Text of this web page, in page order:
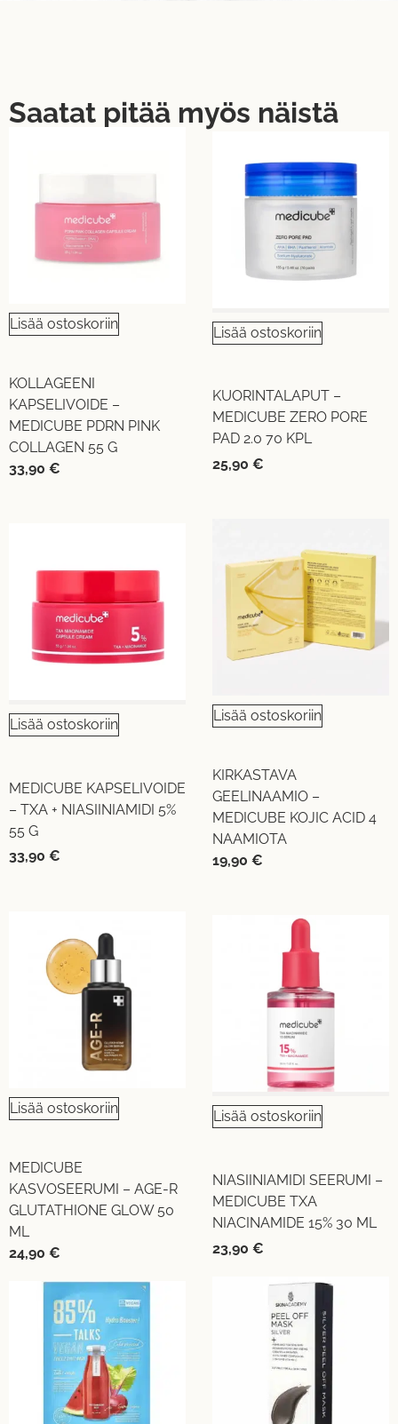
Saatat pitää myös näistä
Lisää ostoskoriin
KOLLAGEENI
KAPSELIVOIDE –
MEDICUBE PDRN PINK
COLLAGEN 55 G
33,90 €
Lisää ostoskoriin
KUORINTALAPUT –
MEDICUBE ZERO PORE
PAD 2.0 70 KPL
25,90 €
Lisää ostoskoriin
MEDICUBE KAPSELIVOIDE
– TXA + NIASIINIAMIDI 5%
55 G
33,90 €
Lisää ostoskoriin
KIRKASTAVA
GEELINAAMIO –
MEDICUBE KOJIC ACID 4
NAAMIOTA
19,90 €
Lisää ostoskoriin
MEDICUBE
KASVOSEERUMI – AGE-R
GLUTATHIONE GLOW 50
ML
24,90 €
Lisää ostoskoriin
NIASIINIAMIDI SEERUMI –
MEDICUBE TXA
NIACINAMIDE 15% 30 ML
23,90 €